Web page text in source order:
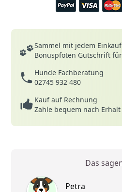
Deine Vorteile
Sammel mit jedem
Bonuspfoten Gutschrift
Hunde Fachberatung
02745 932 480
Kauf auf Rechnung
Zahle bequem nach
Das
Petra
5 von 5 Sterne